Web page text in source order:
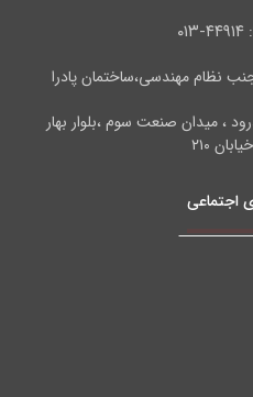
۴۴۹۱۴-۰۱۳
نظام مهندسی،ساختمان پادرا
، میدان صنعت سوم ،بلوار بهار
۲۱۰
اجتماعی